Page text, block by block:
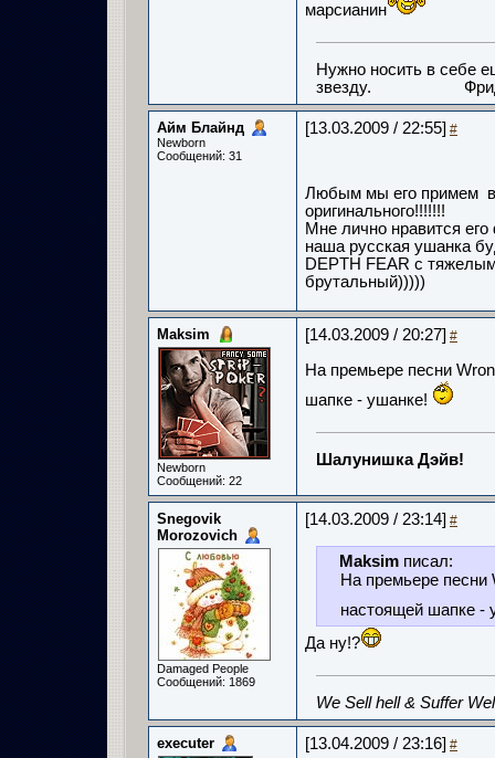
марсианин
Нужно носить в себе
звезду.
Айм Блайнд
Newborn
Сообщений: 31
[13.03.2009 / 22:55] #
Любым мы его примем в
оригинального!!!!!!!
Мне лично нравится
наша русская ушанка
DEPTH FEAR с
брутальный)))))
Maksim
Newborn
Сообщений: 22
[14.03.2009 / 20:27] #
На премьере песни
шапке - ушанке!
Шалунишка Дэйв!
Snegovik
Morozovich
Damaged People
Сообщений: 1869
[14.03.2009 / 23:14] #
Maksim писал:
На премьере песни
настоящей шапке -
Да ну!?
We Sell hell & Suffer
executer [13.04.2009 / 23:16] #